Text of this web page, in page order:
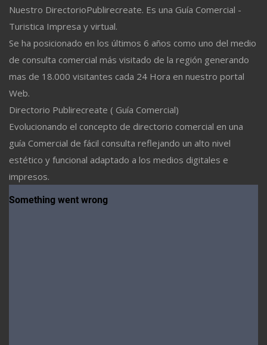
Nuestro DirectorioPublirecreate. Es una Guía Comercial -
Turistica Impresa y virtual.
Se ha posicionado en los últimos 6 años como uno del medio
de consulta comercial más visitado de la región generando
mas de 18.000 visitantes cada 24 Hora en nuestro portal
Web.
Directorio Publirecreate ( Guía Comercial)
Evolucionando el concepto de directorio comercial en una
guía Comercial de fácil consulta reflejando un alto nivel
estético y funcional adaptado a los medios digitales e
impresos.